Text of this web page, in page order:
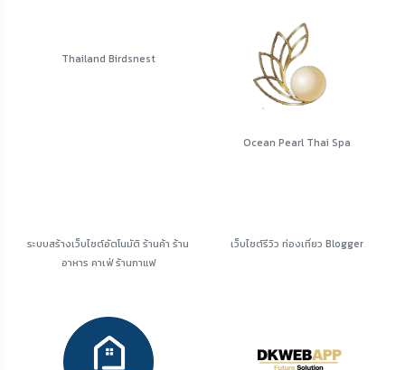
Thailand Birdsnest
Ocean Pearl Thai Spa
ระบบสร้างเว็บไซต์อัตโนมัติ ร้านค้า ร้าน
อาหาร คาเฟ่ ร้านกาแฟ
เว็บไซต์รีวิว ท่องเที่ยว Blogger